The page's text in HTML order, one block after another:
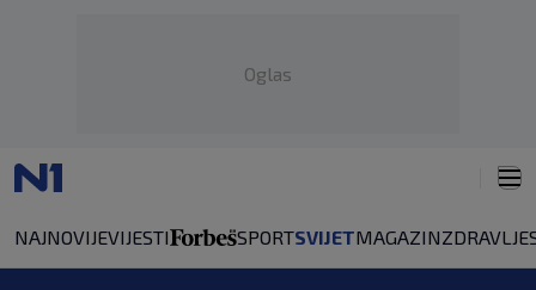
Oglas
NAJNOVIJEVIJESTI SPORTSVIJETMAGAZINZDRAVLJE